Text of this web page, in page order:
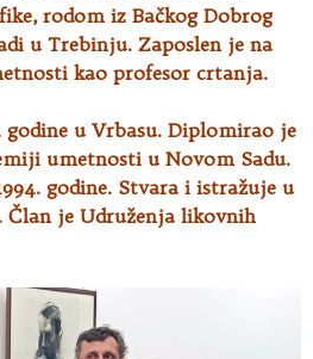
, rodom iz Bačkog Dobrog
u Trebinju. Zaposlen je na
kao profesor crtanja.
godine u Vrbasu. Diplomirao je
umetnosti u Novom Sadu.
godine. Stvara i istražuje u
Član je Udruženja likovnih